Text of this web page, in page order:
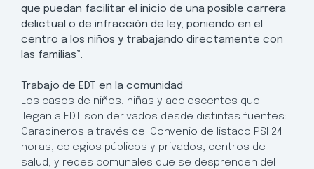
que puedan facilitar el inicio de una posible carrera
delictual o de infracción de ley, poniendo en el
centro a los niños y trabajando directamente con
las familias”.
Trabajo de EDT en la comunidad
Los casos de niños, niñas y adolescentes que
llegan a EDT son derivados desde distintas fuentes:
Carabineros a través del Convenio de listado PSI 24
horas, colegios públicos y privados, centros de
salud, y redes comunales que se desprenden del